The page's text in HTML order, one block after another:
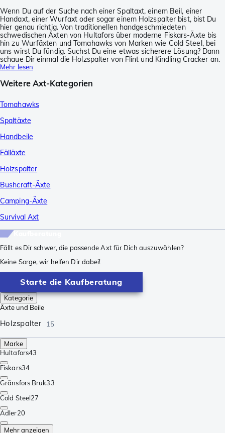
Wenn Du auf der Suche nach einer Spaltaxt, einem Beil, einer
Handaxt, einer Wurfaxt oder sogar einem Holzspalter bist, bist Du
hier genau richtig. Von traditionellen handgeschmiedeten
schwedischen Äxten von Hultafors über moderne Fiskars-Äxte bis
hin zu Wurfäxten und Tomahawks von Marken wie Cold Steel, bei
uns wirst Du fündig. Suchst Du eine etwas sicherere Lösung? Dann
schaue Dir einmal die Holzspalter von Flint und Kindling Cracker an.
Mehr lesen
Weitere Axt-Kategorien
Tomahawks
Spaltäxte
Handbeile
Fälläxte
Holzspalter
Bushcraft-Äxte
Camping-Äxte
Survival Axt
Fällt es Dir schwer, die passende Axt für Dich auszuwählen?
Keine Sorge, wir helfen Dir dabei!
Starte die Kaufberatung
Kategorie
Äxte und Beile
Holzspalter 15
Marke
Hultafors43
Fiskars34
Gränsfors Bruk33
Cold Steel27
Adler20
Mehr anzeigen